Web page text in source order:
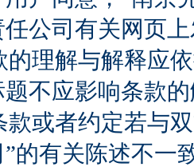
公司有关网页
解与解释应依
不应影响条款
者约定若与双
的有关陈述不一